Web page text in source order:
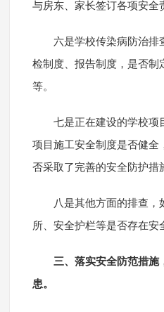
与房东、家长签订各项安全
六是学校传染病防治排
检制度、报告制度，是否制
等。
七是正在建设的学校项
项目施工安全制度是否健全
否采取了完善的安全防护措
八是其他方面的排查，
所、安全护栏等是否存在安
三、落实安全防范措施
患。